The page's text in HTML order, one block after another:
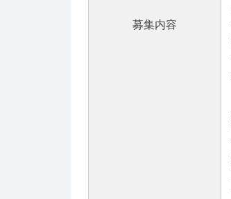
募集内容